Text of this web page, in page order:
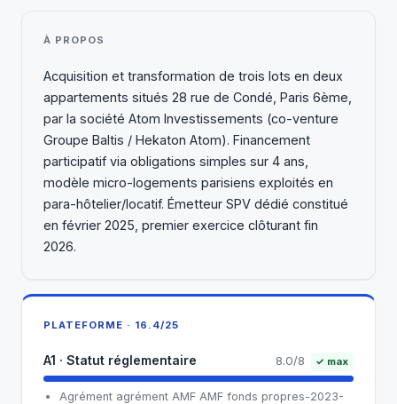
À PROPOS
Acquisition et transformation de trois lots en deux
appartements situés 28 rue de Condé, Paris 6ème,
par la société Atom Investissements (co-venture
Groupe Baltis / Hekaton Atom). Financement
participatif via obligations simples sur 4 ans,
modèle micro-logements parisiens exploités en
para-hôtelier/locatif. Émetteur SPV dédié constitué
en février 2025, premier exercice clôturant fin
2026.
PLATEFORME · 16.4/25
A1 · Statut réglementaire 8.0/8 ✓ max
Agrément agrément AMF AMF fonds propres-2023-